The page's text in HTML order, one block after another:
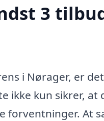
3
i Nørager, er
ikke kun sikrer,
forventninger. At